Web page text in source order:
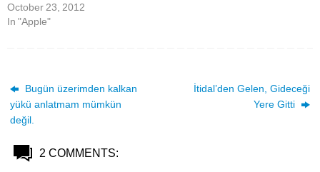
October 23, 2012
In "Apple"
Bugün üzerimden kalkan
yükü anlatmam mümkün
değil.
İtidal’den Gelen, Gideceği
Yere Gitti
2 COMMENTS: